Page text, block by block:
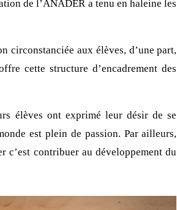
de l’ANADER a tenu en haleine les
circonstanciée aux élèves, d’une part,
cette structure d’encadrement des
élèves ont exprimé leur désir de se
est plein de passion. Par ailleurs,
c’est contribuer au développement du